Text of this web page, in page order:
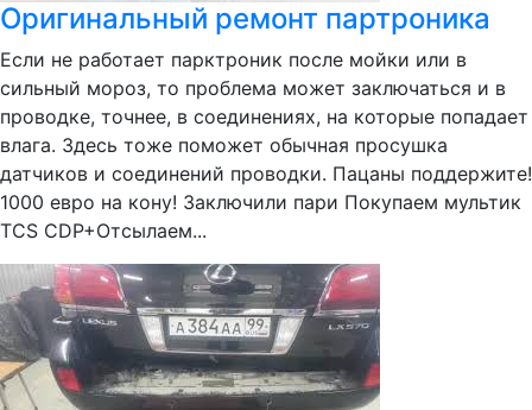
Оригинальный ремонт партроника
Если не работает парктроник после мойки или в
сильный мороз, то проблема может заключаться и в
проводке, точнее, в соединениях, на которые попадает
влага. Здесь тоже поможет обычная просушка
датчиков и соединений проводки. Пацаны поддержите!
1000 евро на кону! Заключили пари Покупаем мультик
TCS CDP+Отсылаем...